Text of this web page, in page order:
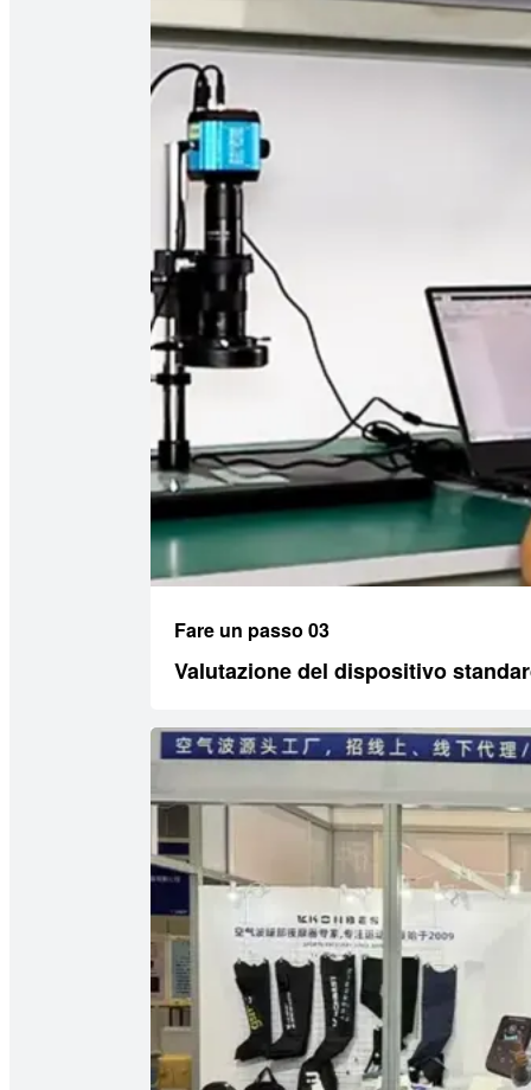
Fare un passo 03
Valutazione del dispositivo